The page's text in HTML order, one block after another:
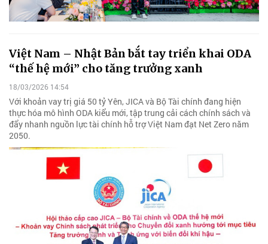
Việt Nam – Nhật Bản bắt tay triển khai ODA
“thế hệ mới” cho tăng trưởng xanh
18/03/2026 14:54
Với khoản vay trị giá 50 tỷ Yên, JICA và Bộ Tài chính đang hiện
thực hóa mô hình ODA kiểu mới, tập trung cải cách chính sách và
đẩy nhanh nguồn lực tài chính hỗ trợ Việt Nam đạt Net Zero năm
2050.